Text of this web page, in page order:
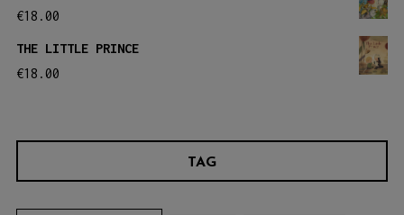
€18.00
THE LITTLE PRINCE
€18.00
TAG